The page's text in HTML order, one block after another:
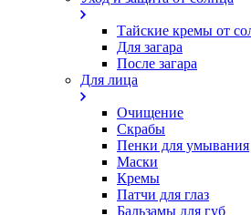
Тайские кремы от
Для загара
После загара
Для лица
Очищение
Скрабы
Пенки для умывания
Маски
Кремы
Патчи для глаз
Бальзамы для губ